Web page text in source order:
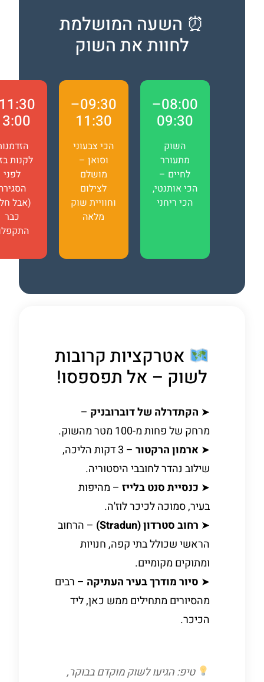
⏰ השעה המושלמת
לחוות את השוק
08:00–
09:30
מתעורר
לחיים –
הכי אותנטי,
הכי ריחני
09:30–
11:30
הכי צבעוני
וסואן –
מושלם
לצילום
וחוויית שוק
11:30–
13:00
הזדמנות
לקנות בזול
הסגירה
(אבל חלק
התקפלו)
אטרקציות קרובות
לשוק – אל תפספסו!
הקתדרלה של דוברובניק–
מרחק של פחות מ-100 מטר מהשוק.
ארמון הרקטור
– 3 דקות הליכה,
שילוב נהדר לחובבי היסטוריה.
כנסיית סנט בלייז– מהיפות
בעיר, סמוכה לכיכר לוז'ה.
רחוב סטרדון (Stradun)
– הרחוב
הראשי שכולל בתי קפה, חנויות
ומתוקים מקומיים.
סיור מודרך בעיר העתיקה– רבים
מהסיורים מתחילים ממש כאן, ליד
הכיכר.
טיפ: הגיעו לשוק מוקדם בבוקר,